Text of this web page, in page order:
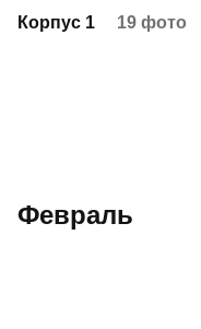
Корпус 1 19 фото
Февраль